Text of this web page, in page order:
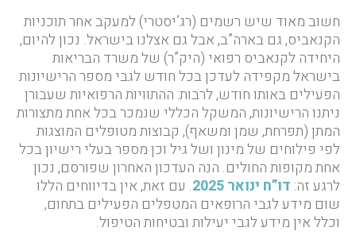
חשוב מאוד שיש רשמים (רג’יסטרי) למעקב אחר תוכניות
הקנאביס, גם בארה”ב, אבל גם אצלנו בישראל. נכון להיום,
היחידה לקנאביס רפואי (היק”ר) של משרד הבריאות
בישראל מקפידה לעדכן בכל חודש לגבי מספר הרישיונות
הפעילים באותו חודש, לרבות: ההתוויות הרפואיות שעבורן
ניתנו הרישיונות, המשקל הכללי שנמכר בכל אחת מתצורות
המתן (תפרחת, שמן ומשאף), קבוצות מטופלים המוצגות
לפי פילוחים של מינון ושל גיל וכן מספר בעלי רישיון בכל
אחת מקופות החולים. הנה העדכון האחרון שפורסם, נכון
לרגע זה: דו”ח ינואר 2025
. עם זאת, אין בדיווחים הללו
שום מידע לגבי הרופאים המטפלים הפעילים בתחום,
וכלל אין מידע לגבי יעילות ובטיחות הטיפול.